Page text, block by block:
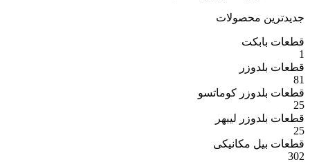
محصولات
کوماتسو
لیبهر
مکانیکی